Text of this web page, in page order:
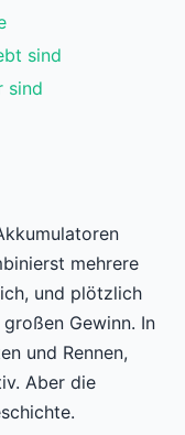
sind
sind
mehrere
und plötzlich
Gewinn. In
und Rennen,
Aber die